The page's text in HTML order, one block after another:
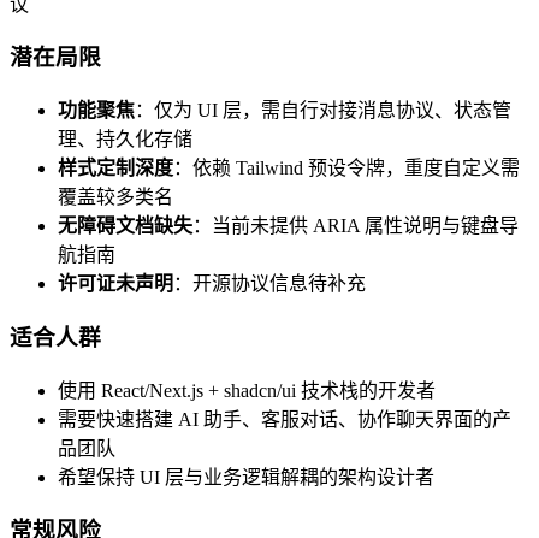
潜在局限
功能聚焦：仅为 UI 层，需自行对接消息协议、状态管
理、持久化存储
样式定制深度：依赖 Tailwind 预设令牌，重度自定义需
覆盖较多类名
无障碍文档缺失：当前未提供 ARIA 属性说明与键盘导
航指南
许可证未声明 ：开源协议信息待补充
适合人群
使用 React/Next.js + shadcn/ui 技术栈的开发者
需要快速搭建 AI 助手、客服对话、协作聊天界面的产
品团队
希望保持 UI 层与业务逻辑解耦的架构设计者
常规风险